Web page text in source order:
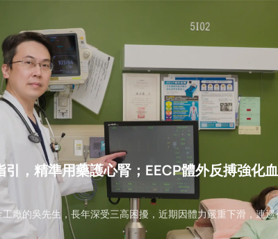
引，精準用藥護心腎；EECP體外反搏強化
廠的吳先生，長年深受三高困擾，近期因體力嚴重下滑，連